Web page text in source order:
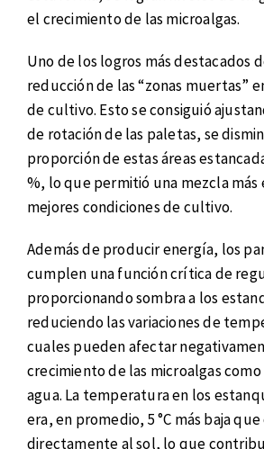
el crecimiento de las microalgas.
Uno de los logros más destacados
reducción de las “zonas muertas”
de cultivo. Esto se consiguió
de rotación de las paletas, se
proporción de estas áreas
%, lo que permitió una mezcla más
mejores condiciones de cultivo.
Además de producir energía, los
cumplen una función crítica de
proporcionando sombra a los
reduciendo las variaciones de
cuales pueden afectar
crecimiento de las microalgas
agua. La temperatura en los
era, en promedio, 5 °C más baja
directamente al sol, lo que